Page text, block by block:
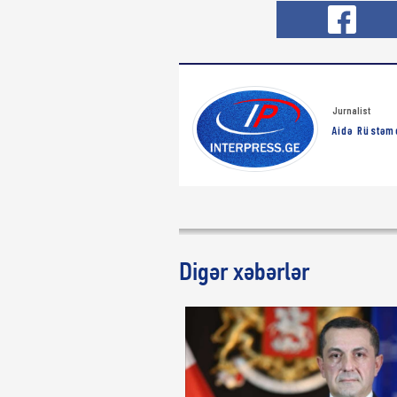
Jurnalist
Aidə
Digər xəbərlər